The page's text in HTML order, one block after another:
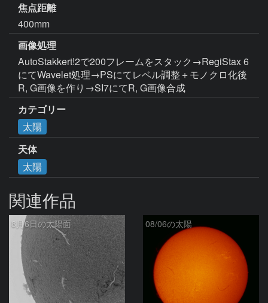
焦点距離
400mm
画像処理
AutoStakkert!2で200フレームをスタック→RegiStax 6
にてWavelet処理→PSにてレベル調整＋モノクロ化後
R, G画像を作り→SI7にてR, G画像合成
カテゴリー
太陽
天体
太陽
関連作品
8月6日の太陽面 08/06の太陽